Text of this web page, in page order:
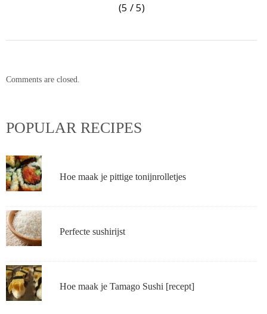
(5 / 5)
Comments are closed.
POPULAR RECIPES
Hoe maak je pittige tonijnrolletjes
Perfecte sushirijst
Hoe maak je Tamago Sushi [recept]